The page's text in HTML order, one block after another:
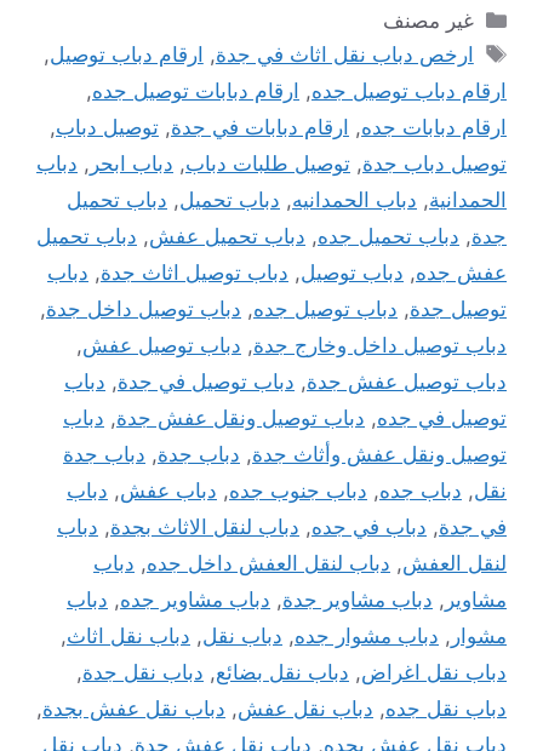
التصنيفات
غير مصنف
الوسوم
ارخص دباب نقل اثاث في جدة, ارقام دباب توصيل,
ارقام دباب توصيل جده, ارقام دبابات توصيل جده,
ارقام دبابات جده, ارقام دبابات في جدة, توصيل دباب,
توصيل دباب جدة, توصيل طلبات دباب, دباب ابحر , دباب
الحمدانية, دباب الحمدانيه, دباب تحميل, دباب تحميل
جدة, دباب تحميل جده, دباب تحميل عفش, دباب تحميل
عفش جده, دباب توصيل, دباب توصيل اثاث جدة, دباب
توصيل جدة, دباب توصيل جده, دباب توصيل داخل جدة,
دباب توصيل داخل وخارج جدة, دباب توصيل عفش,
دباب توصيل عفش جدة, دباب توصيل في جدة, دباب
توصيل في جده, دباب توصيل ونقل عفش جدة, دباب
توصيل ونقل عفش وأثاث جدة, دباب جدة, دباب جدة
نقل, دباب جده, دباب جنوب جده, دباب عفش, دباب
في جدة, دباب في جده, دباب لنقل الاثاث بجدة, دباب
لنقل العفش, دباب لنقل العفش داخل جده, دباب
مشاوير , دباب مشاوير جدة, دباب مشاوير جده, دباب
مشوار , دباب مشوار جده, دباب نقل, دباب نقل اثاث,
دباب نقل اغراض, دباب نقل بضائع, دباب نقل جدة,
دباب نقل جده, دباب نقل عفش, دباب نقل عفش بجدة,
دباب نقل عفش بجده, دباب نقل عفش جدة, دباب نقل